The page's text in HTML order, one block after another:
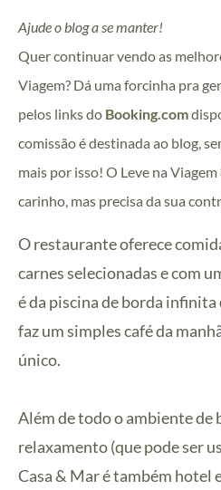
Ajude o blog a se manter!
Quer continuar vendo as
Viagem? Dá uma forcinha pra
pelos links do Booking.com
comissão é destinada ao blog,
mais por isso! O Leve na
carinho, mas precisa da sua
O restaurante oferece
carnes selecionadas e com
é da piscina de borda infinita
faz um simples café da
único.
Além de todo o ambiente de
relaxamento (que pode ser
Casa & Mar é também hotel